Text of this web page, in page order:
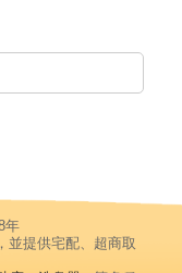
年
並提供宅配、超商取